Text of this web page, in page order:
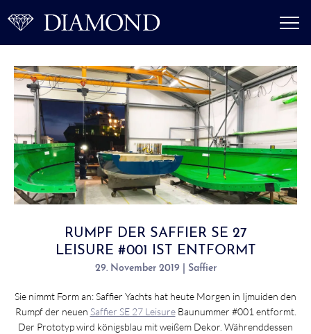
RUMPF DER SAFFIER SE 27
LEISURE #001 IST ENTFORMT
29. November 2019 | Saffier
Sie nimmt Form an: Saffier Yachts hat heute Morgen in Ijmuiden den
Rumpf der neuen Saffier SE 27 LeisureBaunummer #001 entformt.
Der Prototyp wird königsblau mit weißem Dekor. Währenddessen